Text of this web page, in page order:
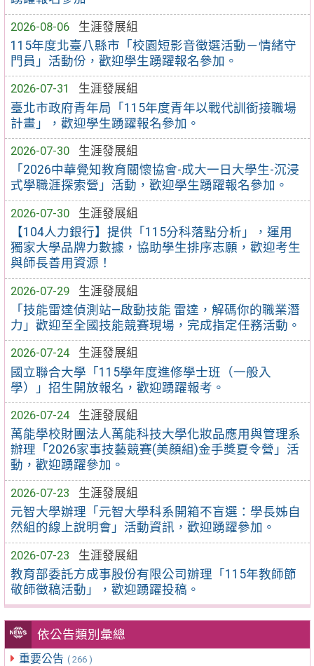
2026-08-06
生涯發展組
115年度北臺八縣市「校園短影音徵選活動－情緒守
門員」活動份，歡迎學生踴躍報名參加。
2026-07-31
生涯發展組
臺北市政府青年局「115年度青年以戰代訓銜接職場
計畫」，歡迎學生踴躍報名參加。
2026-07-30
生涯發展組
「2026中華覺知教育關懷協會-成大一日大學生-沉浸
式學職涯探索營」活動，歡迎學生踴躍報名參加。
2026-07-30
生涯發展組
【104人力銀行】提供「115分科落點分析」，運用
獨家大學品牌力數據，協助學生排序志願，歡迎考生
與師長善用資源！
2026-07-29
生涯發展組
「技能雷達偵測站—啟動技能 雷達，解碼你的職業潛
力」歡迎至全國技能競賽現場，完成指定任務活動。
2026-07-24
生涯發展組
國立聯合大學「115學年度進修學士班（一般入
學）」招生開放報名，歡迎踴躍報考。
2026-07-24
生涯發展組
萬能學校財團法人萬能科技大學化妝品應用與管理系
辦理「2026家事技藝競賽(美顏組)金手獎夏令營」活
動，歡迎踴躍參加。
2026-07-23
生涯發展組
元智大學辦理「元智大學科系開箱不盲選：學長姊自
然組的線上說明會」活動資訊，歡迎踴躍參加。
2026-07-23
生涯發展組
教育部委託方成事股份有限公司辦理「115年教師節
敬師徵稿活動」，歡迎踴躍投稿。
依公告類別彙總
重要公告 ( 266 )